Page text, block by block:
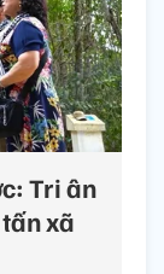
Tri ân
xã